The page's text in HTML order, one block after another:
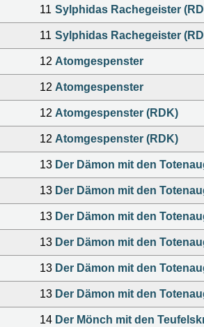
11 Sylphidas Rachegeister
11 Sylphidas Rachegeister
12 Atomgespenster
12 Atomgespenster
12 Atomgespenster (RDK)
12 Atomgespenster (RDK)
13 Der Dämon mit den
13 Der Dämon mit den
13 Der Dämon mit den
13 Der Dämon mit den
13 Der Dämon mit den
13 Der Dämon mit den
14 Der Mönch mit den